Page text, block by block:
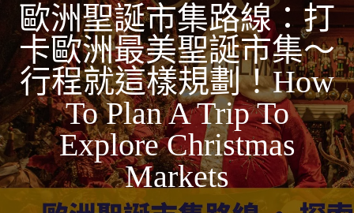
歐洲聖誕市集路線：打
卡歐洲最美聖誕市集～
行程就這樣規劃！How
To Plan A Trip To
Explore Christmas
Markets